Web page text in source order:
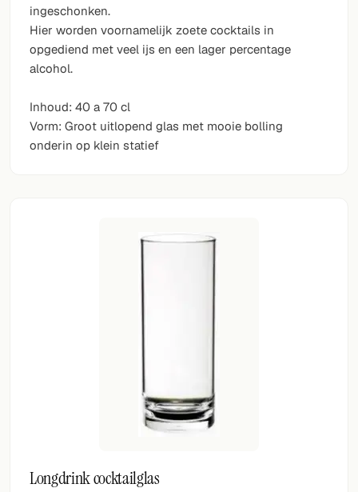
ingeschonken.
Hier worden voornamelijk zoete cocktails in
opgediend met veel ijs en een lager percentage
alcohol.
Inhoud: 40 a 70 cl
Vorm: Groot uitlopend glas met mooie bolling
onderin op klein statief
Longdrink cocktailglas